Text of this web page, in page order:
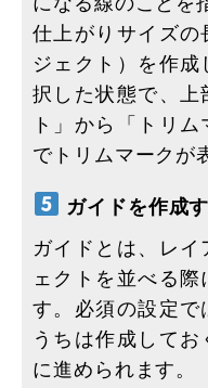
仕上がりサイズの
ジェクト）を作
択した状態で、上
ト」から「トリ
でトリムマークが
ガイドを作成
ガイドとは、レ
ェクトを並べる
す。必須の設定で
うちは作成して
に進められます。